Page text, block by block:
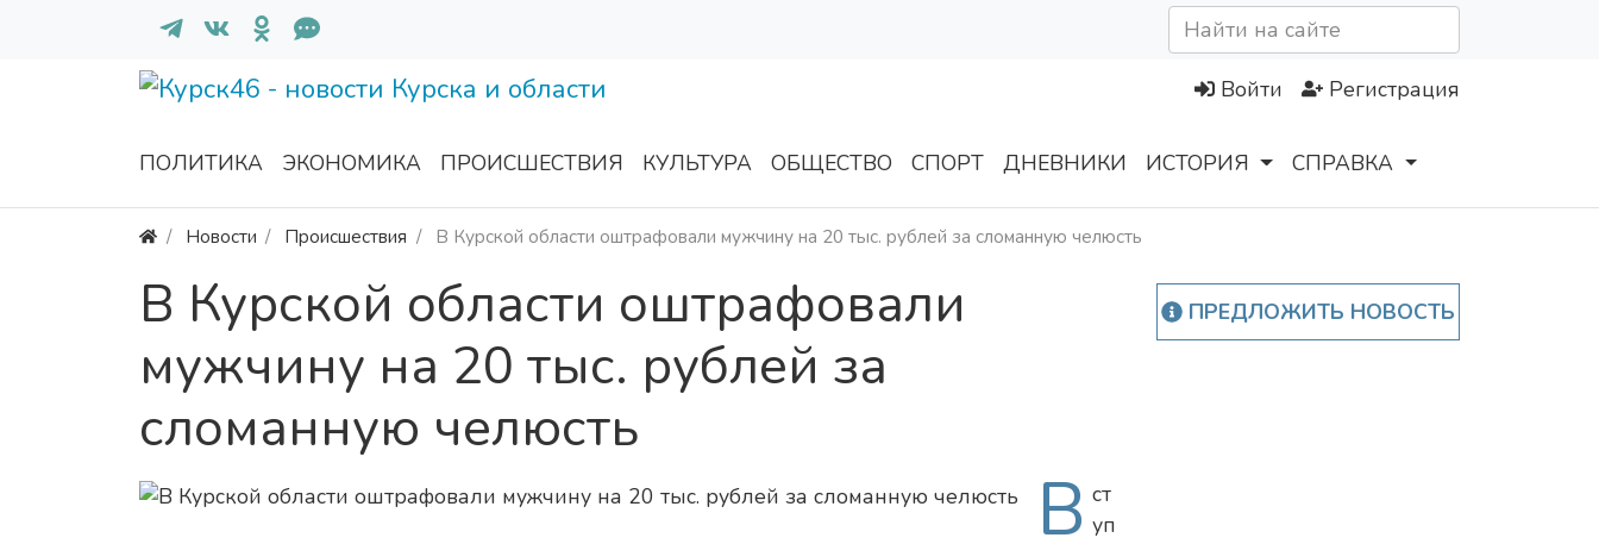
Войти Регистрация
ПОЛИТИКА ЭКОНОМИКА ПРОИСШЕСТВИЯ КУЛЬТУРА ОБЩЕСТВО СПОРТ ДНЕВНИКИ ИСТОРИЯ СПРАВКА
Новости Происшествия В Курской области оштрафовали мужчину на 20 тыс. рублей за сломанную челюсть
В Курской области оштрафовали
мужчину на 20 тыс. рублей за
сломанную челюсть
В ст
уп
ПРЕДЛОЖИТЬ НОВОСТЬ